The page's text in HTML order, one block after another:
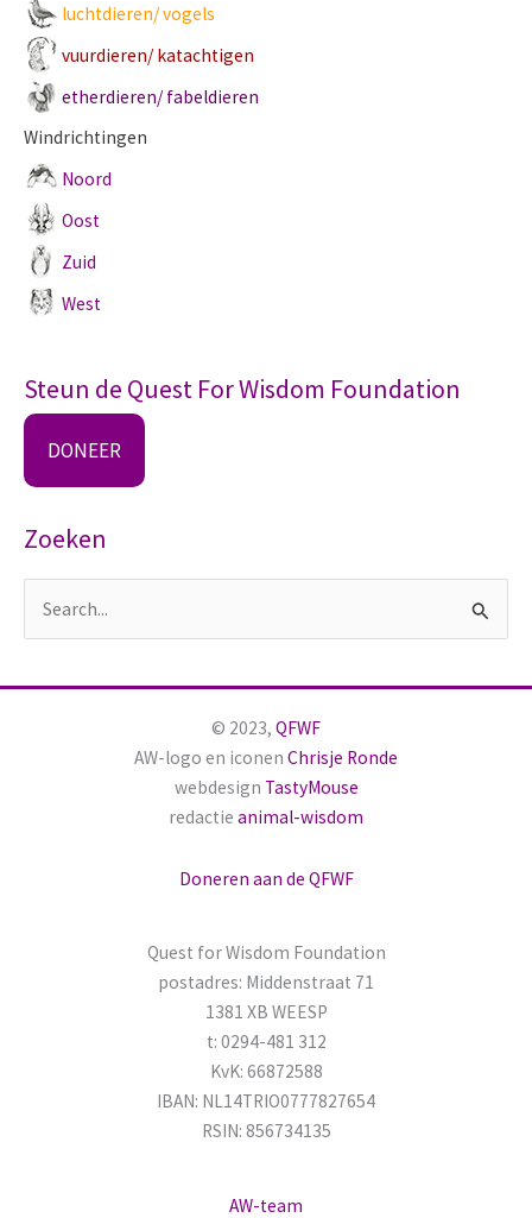
luchtdieren/ vogels
vuurdieren/ katachtigen
etherdieren/ fabeldieren
Windrichtingen
Noord
Oost
Zuid
West
Steun de Quest For Wisdom Foundation
DONEER
Zoeken
o
© 2023, QFWF
AW-logo en iconen Chrisje Ronde
webdesign TastyMouse
redactie animal-wisdom
Doneren aan de QFWF
Quest for Wisdom Foundation
postadres: Middenstraat 71
1381 XB WEESP
t: 0294-481 312
KvK: 66872588
IBAN: NL14TRIO0777827654
RSIN: 856734135
AW-team